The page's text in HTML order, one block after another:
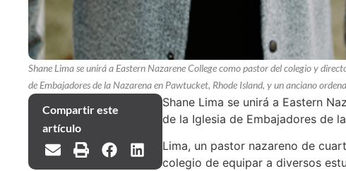
Shane Lima se unirá a Eastern Nazarene College como pastor del colegio y
de Embajadores de la Nazarena en Pawtucket, Rhode Island, y un anciano
Compartir este
artículo
Shane Lima se unirá a Eastern
de la Iglesia de Embajadores de
Lima, un pastor nazareno de
colegio de equipar a diversos